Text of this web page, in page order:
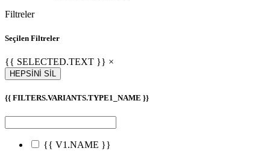
Filtreler
Seçilen Filtreler
{{ SELECTED.TEXT }} ×
HEPSİNİ SİL
{{ FILTERS.VARIANTS.TYPE1_NAME }}
{{ V1.NAME }}